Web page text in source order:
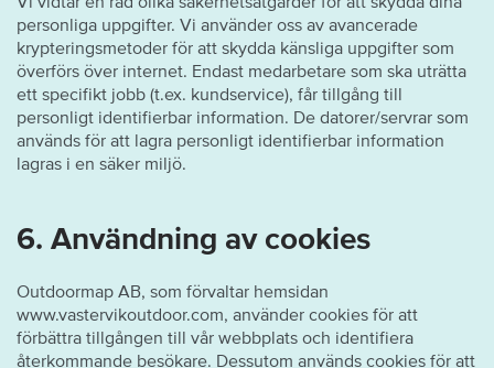
personliga uppgifter. Vi använder oss av avancerade
krypteringsmetoder för att skydda känsliga uppgifter som
överförs över internet. Endast medarbetare som ska uträtta
ett specifikt jobb (t.ex. kundservice), får tillgång till
personligt identifierbar information. De datorer/servrar som
används för att lagra personligt identifierbar information
lagras i en säker miljö.
6. Användning av cookies
Outdoormap AB, som förvaltar hemsidan
www.vastervikoutdoor.com, använder cookies för att
förbättra tillgången till vår webbplats och identifiera
återkommande besökare. Dessutom används cookies för att